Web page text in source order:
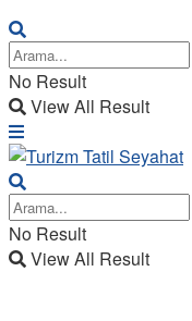
No Result
View All Result
No Result
View All Result